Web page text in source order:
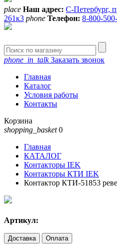
place Наш адрес: С-Петербург,
261к3 phone Телефон: 8-800-
phone_in_talkЗаказать звонок
Главная
Каталог
Условия работы
Контакты
Корзина
shopping_basket 0
Главная
КАТАЛОГ
Контакторы IEK
Контакторы КТИ IEK
Контактор КТИ-51853
Артикул:
Доставка Оплата